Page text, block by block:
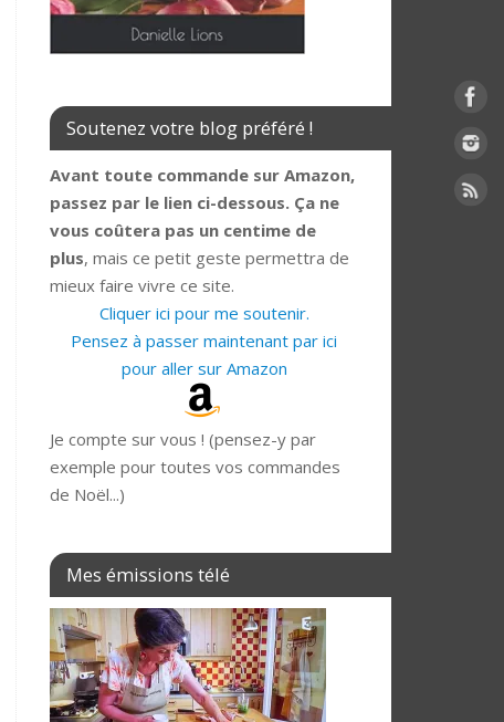
Soutenez votre blog préféré !
Avant toute commande sur Amazon,
passez par le lien ci-dessous. Ça ne
vous coûtera pas un centime de
plus, mais ce petit geste permettra de
mieux faire vivre ce site.
Cliquer ici pour me soutenir.
Pensez à passer maintenant par ici
pour aller sur Amazon
Je compte sur vous ! (pensez-y par
exemple pour toutes vos commandes
de Noël...)
Mes émissions télé